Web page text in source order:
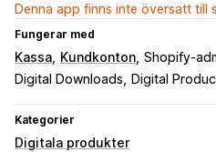
Denna app finns inte översatt till
Fungerar med
Kassa Kundkonton Shopify-
Digital Downloads
Digital
Kategorier
Digitala produkter